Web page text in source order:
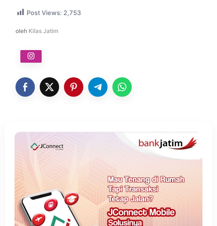
Post Views: 2,753
oleh Kilas Jatim